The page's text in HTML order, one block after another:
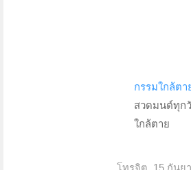
กรรมใกล้ตา
สวดมนต์ทุก
ใกล้ตาย